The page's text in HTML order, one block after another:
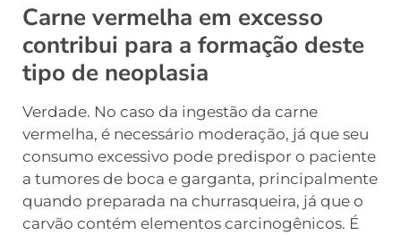
Carne vermelha em excesso
contribui para a formação deste
tipo de neoplasia
Verdade. No caso da ingestão da carne
vermelha, é necessário moderação, já que seu
consumo excessivo pode predispor o paciente
a tumores de boca e garganta, principalmente
quando preparada na churrasqueira, já que o
carvão contém elementos carcinogênicos. É